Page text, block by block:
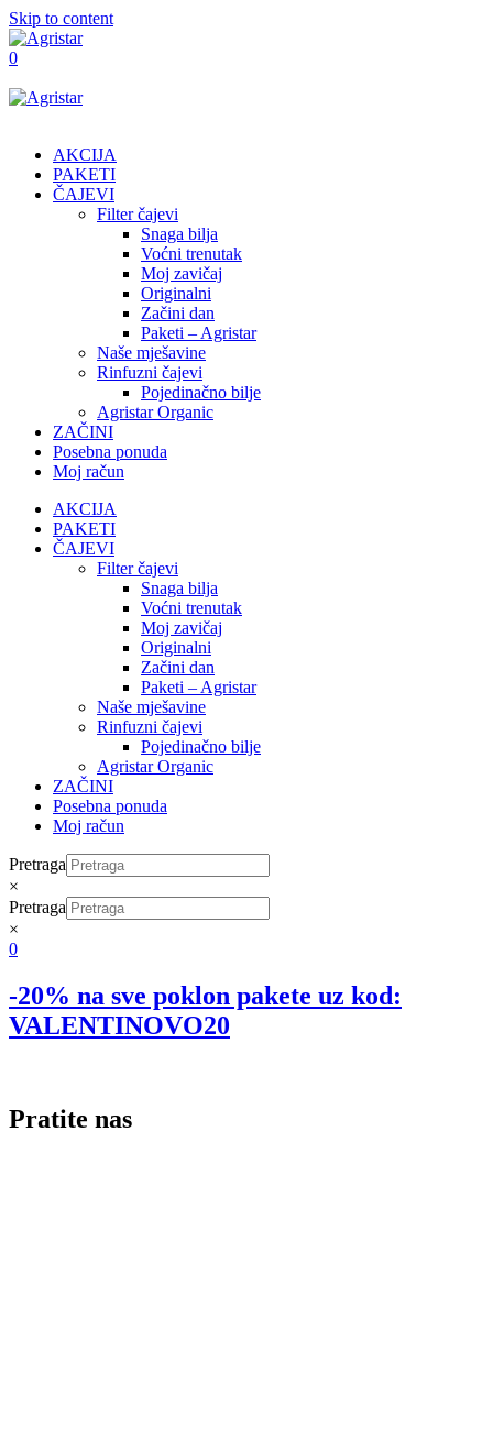
Skip to content
0
AKCIJA
PAKETI
ČAJEVI
Filter čajevi
Snaga bilja
Voćni trenutak
Moj zavičaj
Originalni
Začini dan
Paketi – Agristar
Naše mješavine
Rinfuzni čajevi
Pojedinačno bilje
Agristar Organic
ZAČINI
Posebna ponuda
Moj račun
AKCIJA
PAKETI
ČAJEVI
Filter čajevi
Snaga bilja
Voćni trenutak
Moj zavičaj
Originalni
Začini dan
Paketi – Agristar
Naše mješavine
Rinfuzni čajevi
Pojedinačno bilje
Agristar Organic
ZAČINI
Posebna ponuda
Moj račun
Pretraga
×
Pretraga
×
0
-20% na sve poklon pakete uz kod:
VALENTINOVO20
Pratite nas